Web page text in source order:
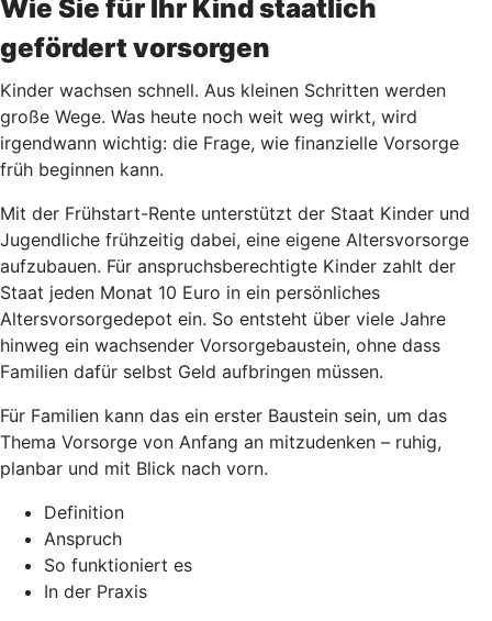
Wie Sie für Ihr Kind staatlich
gefördert vorsorgen
Kinder wachsen schnell. Aus kleinen Schritten werden
große Wege. Was heute noch weit weg wirkt, wird
irgendwann wichtig: die Frage, wie finanzielle Vorsorge
früh beginnen kann.
Mit der Frühstart-Rente unterstützt der Staat Kinder und
Jugendliche frühzeitig dabei, eine eigene Altersvorsorge
aufzubauen. Für anspruchsberechtigte Kinder zahlt der
Staat jeden Monat 10 Euro in ein persönliches
Altersvorsorgedepot ein. So entsteht über viele Jahre
hinweg ein wachsender Vorsorgebaustein, ohne dass
Familien dafür selbst Geld aufbringen müssen.
Für Familien kann das ein erster Baustein sein, um das
Thema Vorsorge von Anfang an mitzudenken – ruhig,
planbar und mit Blick nach vorn.
Definition
Anspruch
So funktioniert es
In der Praxis